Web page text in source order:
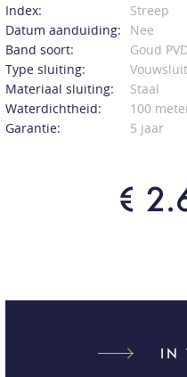
Index:
Streep
Datum aanduiding:
Nee
Band soort:
Goud
Type sluiting:
Materiaal sluiting:
Staal
Waterdichtheid:
100
Garantie:
5 jaar
€
IN